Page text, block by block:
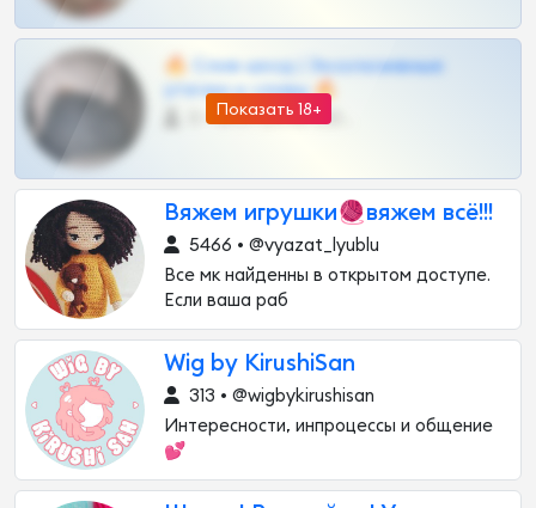
Показать 18+
🔥 Слив шкод | Эксклюзивные
утечки и сливы 🔥
0 •
Вяжем игрушки🧶вяжем всё!!!
5466 • @vyazat_lyublu
Все мк найденны в открытом доступе.
Если ваша раб
Wig by KirushiSan
313 • @wigbykirushisan
Интересности, инпроцессы и общение
💕